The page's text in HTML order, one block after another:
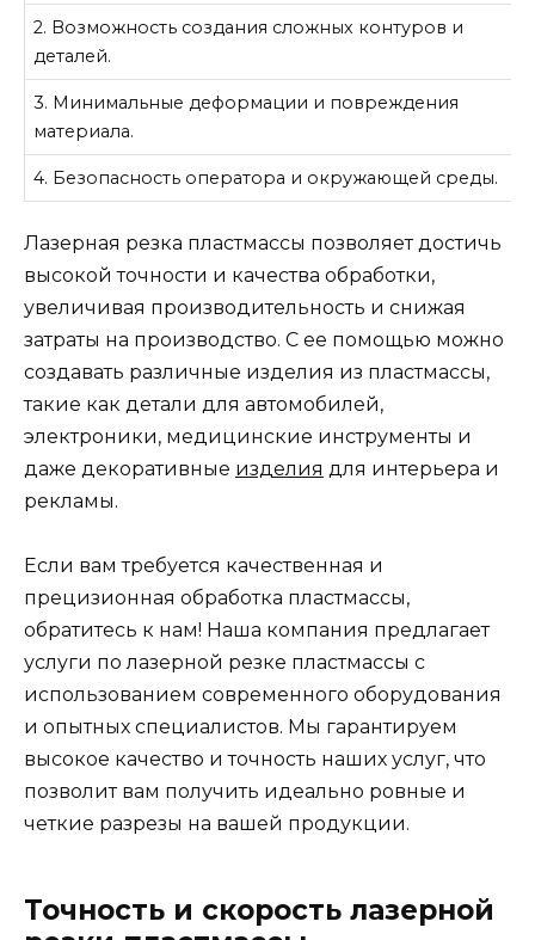
2. Возможность создания сложных контуров и
деталей.
3. Минимальные деформации и повреждения
материала.
4. Безопасность оператора и окружающей среды.
Лазерная резка пластмассы позволяет достичь
высокой точности и качества обработки,
увеличивая производительность и снижая
затраты на производство. С ее помощью можно
создавать различные изделия из пластмассы,
такие как детали для автомобилей,
электроники, медицинские инструменты и
даже декоративные изделия для интерьера и
рекламы.
Если вам требуется качественная и
прецизионная обработка пластмассы,
обратитесь к нам! Наша компания предлагает
услуги по лазерной резке пластмассы с
использованием современного оборудования
и опытных специалистов. Мы гарантируем
высокое качество и точность наших услуг, что
позволит вам получить идеально ровные и
четкие разрезы на вашей продукции.
Точность и скорость лазерной